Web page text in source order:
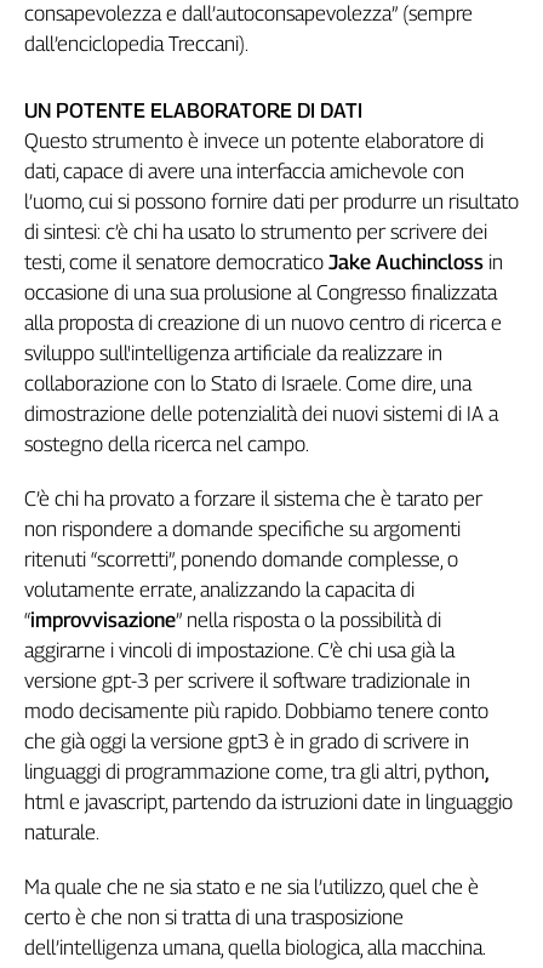
Tech
It
Inserti
Idea
Diffusa
InFlai
Le
trasmissioni
tv
Work
in
Progress
L'Italia
Lavoro
Territori
Abruzzo-
Molise
Alto
Adige
Basilicata
Calabria
Campania
Emilia-
Romagna
Venezia
Giulia
Lazio
consapevolezza e dall’autoconsapevolezza” (sempre
dall’enciclopedia Treccani).
UN POTENTE ELABORATORE DI DATI
Questo strumento è invece un potente elaboratore di
dati, capace di avere una interfaccia amichevole con
l’uomo, cui si possono fornire dati per produrre un risultato
di sintesi: c’è chi ha usato lo strumento per scrivere dei
testi, come il senatore democratico Jake Auchincloss in
occasione di una sua prolusione al Congresso finalizzata
alla proposta di creazione di un nuovo centro di ricerca e
sviluppo sull'intelligenza artificiale da realizzare in
collaborazione con lo Stato di Israele. Come dire, una
dimostrazione delle potenzialità dei nuovi sistemi di IA a
sostegno della ricerca nel campo.
C’è chi ha provato a forzare il sistema che è tarato per
non rispondere a domande specifiche su argomenti
ritenuti “scorretti”, ponendo domande complesse, o
volutamente errate, analizzando la capacita di
“improvvisazione” nella risposta o la possibilità di
aggirarne i vincoli di impostazione. C’è chi usa già la
versione gpt-3 per scrivere il software tradizionale in
modo decisamente più rapido. Dobbiamo tenere conto
che già oggi la versione gpt3 è in grado di scrivere in
linguaggi di programmazione come, tra gli altri, python,
html e javascript, partendo da istruzioni date in linguaggio
naturale.
Ma quale che ne sia stato e ne sia l’utilizzo, quel che è
certo è che non si tratta di una trasposizione
dell’intelligenza umana, quella biologica, alla macchina.